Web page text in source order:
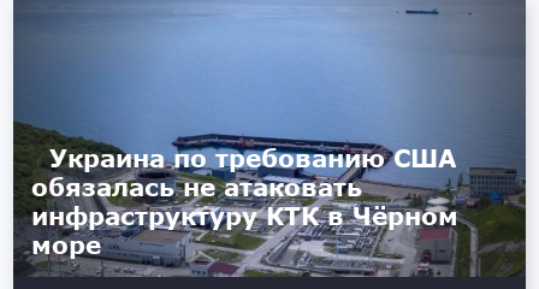
Украина по требованию США
обязалась не атаковать
инфраструктуру КТК в Чёрном
море